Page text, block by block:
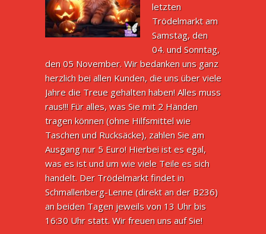
letzten
Trödelmarkt am
Samstag, den
04. und Sonntag,
den 05 November. Wir bedanken uns ganz
herzlich bei allen Kunden, die uns über viele
Jahre die Treue gehalten haben! Alles muss
raus!!! Für alles, was Sie mit 2 Händen
tragen können (ohne Hilfsmittel wie
Taschen und Rucksäcke), zahlen Sie am
Ausgang nur 5 Euro! Hierbei ist es egal,
was es ist und um wie viele Teile es sich
handelt. Der Trödelmarkt findet in
Schmallenberg-Lenne (direkt an der B236)
an beiden Tagen jeweils von 13 Uhr bis
16:30 Uhr statt. Wir freuen uns auf Sie!